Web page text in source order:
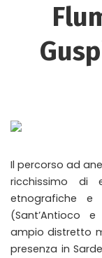
Il percorso ad
ricchissimo di
etnografiche e
(Sant’Antioco
ampio distretto
presenza in